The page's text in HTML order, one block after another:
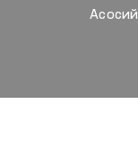
Aсосий